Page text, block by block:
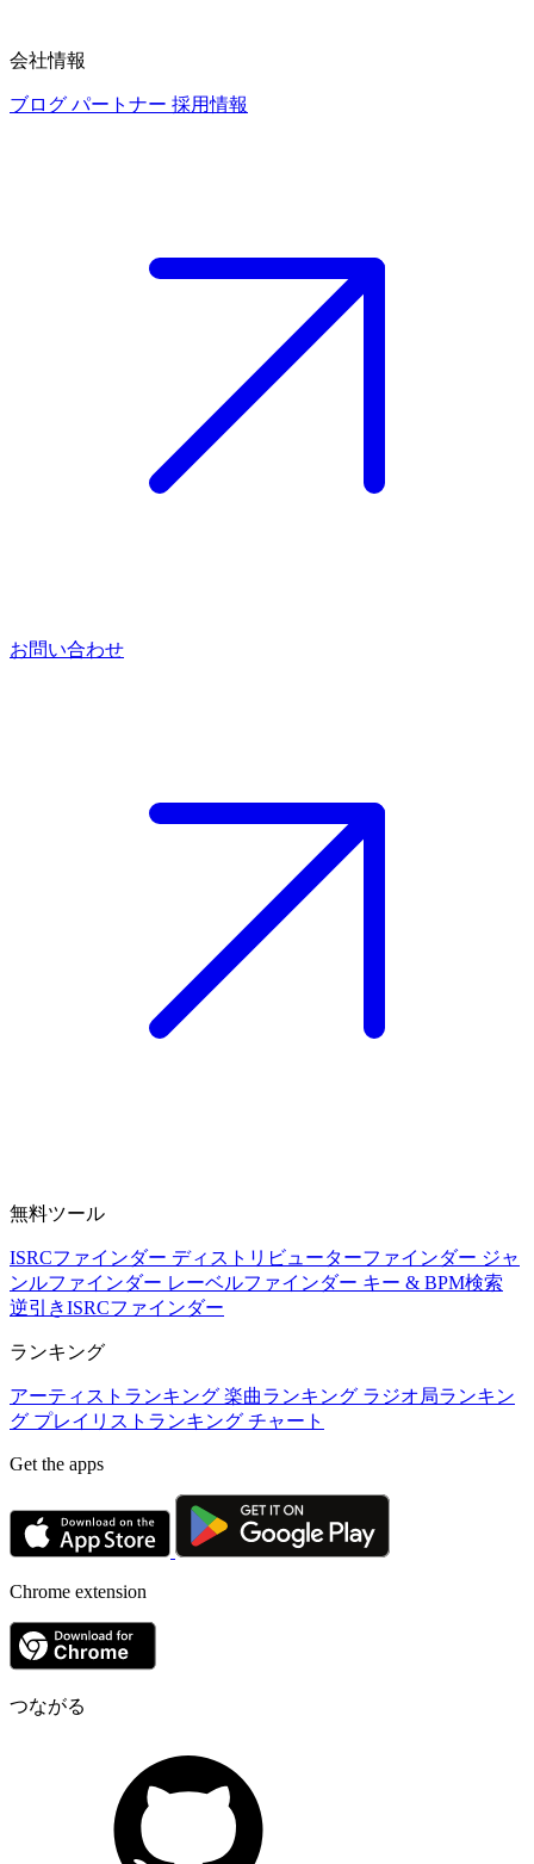
会社情報
ブログ パートナー 採用情報
お問い合わせ
無料ツール
ISRCファインダー ディストリビューターファインダー ジャ
ンルファインダー レーベルファインダー キー & BPM検索
逆引きISRCファインダー
ランキング
アーティストランキング 楽曲ランキング ラジオ局ランキン
グ プレイリストランキング チャート
Get the apps
Chrome extension
つながる